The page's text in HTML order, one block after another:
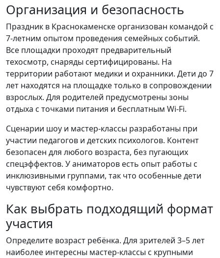
Организация и безопасность
Праздник в Краснокаменске организован командой с
7-летним опытом проведения семейных событий.
Все площадки проходят предварительный
техосмотр, снаряды сертифицированы. На
территории работают медики и охранники. Дети до 7
лет находятся на площадке только в сопровождении
взрослых. Для родителей предусмотрены зоны
отдыха с точками питания и бесплатным Wi-Fi.
Сценарии шоу и мастер-классы разработаны при
участии педагогов и детских психологов. Контент
безопасен для любого возраста, без пугающих
спецэффектов. У аниматоров есть опыт работы с
инклюзивными группами, так что особенные дети
чувствуют себя комфортно.
Как выбрать подходящий формат
участия
Определите возраст ребёнка. Для зрителей 3–5 лет
наиболее интересны мастер-классы с крупными